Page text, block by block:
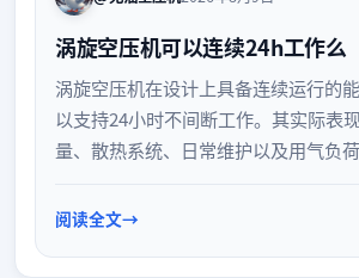
涡旋空压机可以连续24h工作么
涡旋空压机在设计上具备连续运行的
以支持24小时不间断工作。其实际表
量、散热系统、日常维护以及用气负
户更好地评估设备性能并延长使用寿命
阅读全文